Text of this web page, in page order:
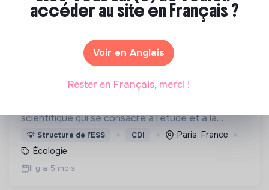
SOCIÉTÉ NATIONALE DE PROTECTION DE LA NATURE
offre cdi – directeur des projets
scientifique qui se consacre à l’étude et à la
protection de la nature.
💡 Structure de l’ESS CDI
Paris, France
Écologie
Il y a 5 mois
accéder au site en Français ?
Voir en Anglais
Rester en Français, merci !